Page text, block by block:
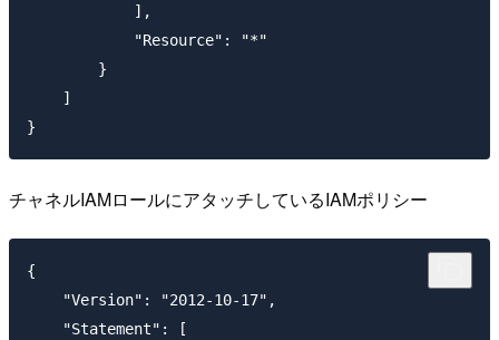
            ],
            "Resource": "*"
        }
    ]
チャネルIAMロールにアタッチしているIAMポリシー
{
    "Version": "2012-10-17",
    "Statement": [